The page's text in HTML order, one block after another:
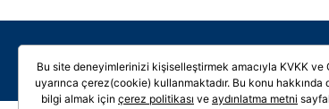
Galeri
Bu site deneyimlerinizi kişiselleştirmek amacıyla KVKK ve
uyarınca çerez(cookie) kullanmaktadır. Bu konu hakkında
bilgi almak için çerez politikası ve aydınlatma metni